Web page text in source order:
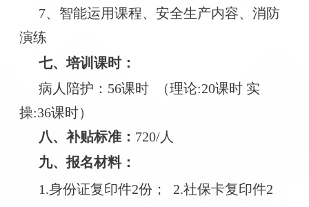
7、智能运用课程、安全生产内容、消防
演练
七、培训课时：
病人陪护：56课时
（理论:20课时 实
操:36课时）
八、补贴标准： 720/人
九、报名材料：
1.身份证复印件2份；
2.社保卡复印件2